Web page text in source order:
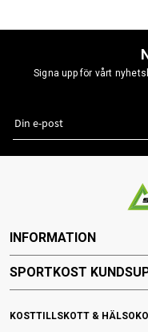
Signa upp för vårt
KOSTTILLSKOTT &
INFORMATION
SPORTKOST